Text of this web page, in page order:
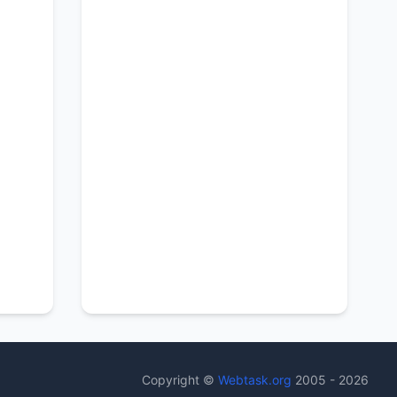
Copyright © Webtask.org 2005 - 2026